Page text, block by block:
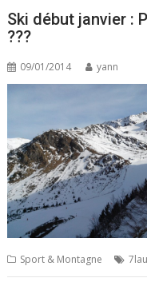
Ski début janvier :
???
09/01/2014 yann
Sport & Montagne